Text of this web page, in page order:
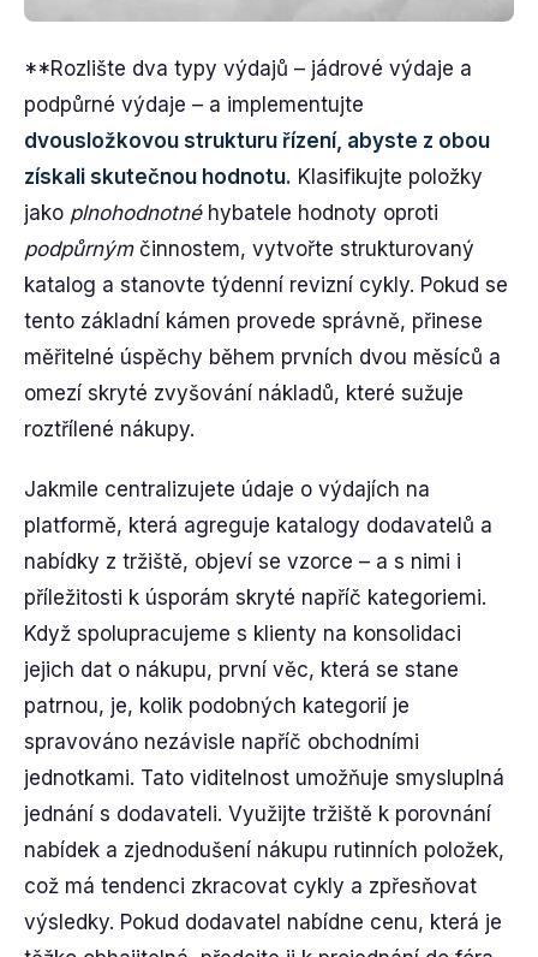
**Rozlište dva typy výdajů – jádrové výdaje a
podpůrné výdaje – a implementujte
dvousložkovou strukturu řízení, abyste z obou
získali skutečnou hodnotu. Klasifikujte položky
jako plnohodnotnéhybatele hodnoty oproti
podpůrnýmčinnostem, vytvořte strukturovaný
katalog a stanovte týdenní revizní cykly. Pokud se
tento základní kámen provede správně, přinese
měřitelné úspěchy během prvních dvou měsíců a
omezí skryté zvyšování nákladů, které sužuje
roztřílené nákupy.
Jakmile centralizujete údaje o výdajích na
platformě, která agreguje katalogy dodavatelů a
nabídky z tržiště, objeví se vzorce – a s nimi i
příležitosti k úsporám skryté napříč kategoriemi.
Když spolupracujeme s klienty na konsolidaci
jejich dat o nákupu, první věc, která se stane
patrnou, je, kolik podobných kategorií je
spravováno nezávisle napříč obchodními
jednotkami. Tato viditelnost umožňuje smysluplná
jednání s dodavateli. Využijte tržiště k porovnání
nabídek a zjednodušení nákupu rutinních položek,
což má tendenci zkracovat cykly a zpřesňovat
výsledky. Pokud dodavatel nabídne cenu, která je